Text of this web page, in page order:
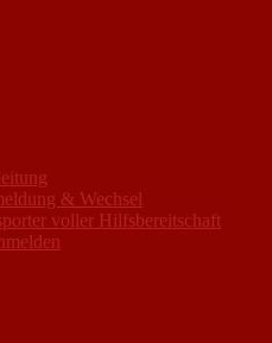
& Wechsel
voller Hilfsbereitschaft